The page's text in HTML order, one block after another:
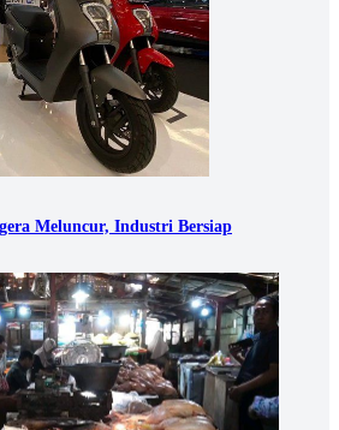
Meluncur, Industri Bersiap